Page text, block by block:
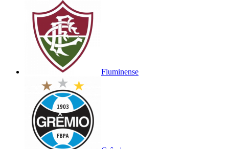
Fluminense